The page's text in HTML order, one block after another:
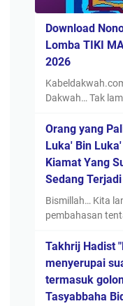
Download
Lomba TIKI
2026
Dakwah… Tak
Orang yang
Luka' Bin
Kiamat Yang
Sedang
Bismillah… Kita
pembahasan
Takhrij Hadist
menyerupai
termasuk
Tasyabbaha